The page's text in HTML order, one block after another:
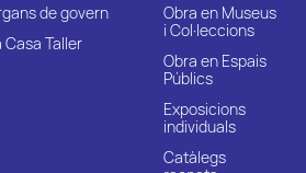
de govern
Casa Taller
Obra en Museus
i Col·leccions
Obra en Espais
Públics
Exposicions
individuals
Catàlegs